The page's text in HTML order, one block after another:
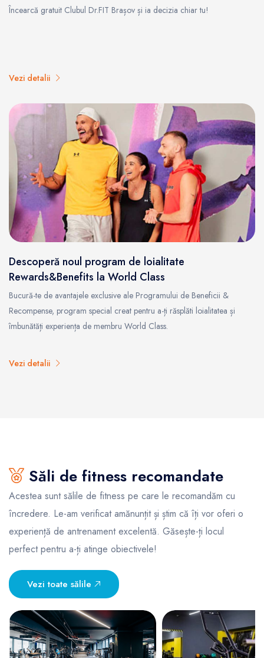
Încearcă gratuit Clubul Dr.FIT Brașov și ia decizia chiar tu!
Vezi detalii
Descoperă noul program de loialitate
Rewards&Benefits la World Class
Bucură-te de avantajele exclusive ale Programului de Beneficii &
Recompense, program special creat pentru a-ți răsplăti loialitatea și
îmbunătăți experiența de membru World Class.
Vezi detalii
Săli de fitness recomandate
Acestea sunt sălile de fitness pe care le recomandăm cu
încredere. Le-am verificat amănunțit și știm că îți vor oferi o
experiență de antrenament excelentă. Găsește-ți locul
perfect pentru a-ți atinge obiectivele!
Vezi toate sălile